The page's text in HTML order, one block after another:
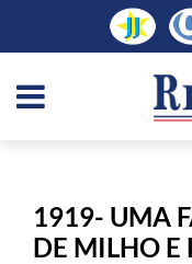
1919- UMA
DE MILHO